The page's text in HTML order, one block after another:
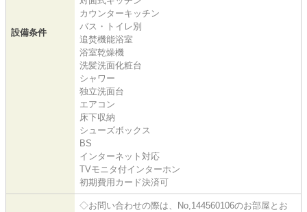
設備条件
カウンターキッチン
バス・トイレ別
追焚機能浴室
浴室乾燥機
洗髪洗面化粧台
シャワー
独立洗面台
エアコン
床下収納
シューズボックス
BS
インターネット対応
TVモニタ付インターホン
初期費用カード決済可
◇お問い合わせの際は、No,144560106のお部屋とお